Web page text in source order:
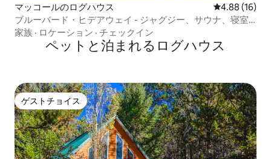
マッコールのログハウス レビュー16
4.88 (16)
ブルーバード・ヒデアウェイ - ジャグジー、サウナ、寝室2
室・バスルーム1室
家族 · ロケーション · チェックイン
ペットと泊まれるログハウス
ゲストチョイス
ゲストチョイス